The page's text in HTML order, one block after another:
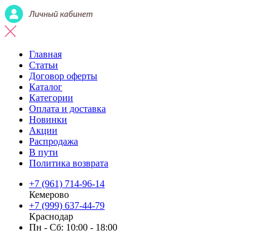
Главная
Статьи
Договор оферты
Каталог
Категории
Оплата и доставка
Новинки
Акции
Распродажа
В пути
Политика возврата
+7 (961) 714-96-14
Кемерово
+7 (999) 637-44-79
Краснодар
Пн - Сб: 10:00 - 18:00